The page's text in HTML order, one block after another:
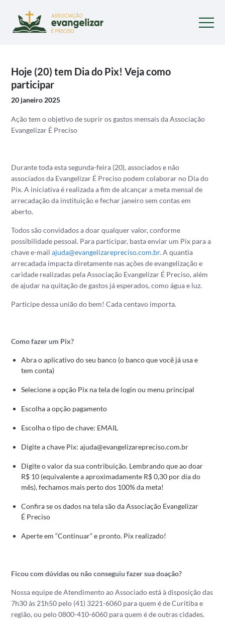
Hoje (20) tem Dia do Pix! Veja como
participar
20 janeiro 2025
Ação tem o objetivo de suprir os gastos mensais da Associação
Evangelizar É Preciso
Durante toda esta segunda-feira (20), associados e não
associados da Evangelizar É Preciso podem colaborar no Dia do
Pix. A iniciativa é realizada a fim de alcançar a meta mensal de
arrecadação da instituição e fechar janeiro sem contas em
aberto.
Todos são convidados a doar qualquer valor, conforme
possibilidade pessoal. Para participar, basta enviar um Pix para a
chave e-mailajuda@evangelizarepreciso.com.br. A quantia
arrecadada impacta diretamente nas ações de evangelização e
caridade realizadas pela Associação Evangelizar É Preciso, além
de ajudar na quitação de gastos já esperados, como água e luz.
Participe dessa união do bem! Cada centavo importa.
Como fazer um Pix?
Abra o aplicativo do seu banco (o banco que você já usa e
tem conta)
Selecione a opção Pix na tela de login ou menu principal
Escolha a opção pagamento
Escolha o tipo de chave: EMAIL
Digite a chave Pix: ajuda@evangelizarepreciso.com.br
Digite o valor da sua contribuição. Lembrando que ao doar
R$ 10 (equivalente a aproximadamente R$ 0,30 por dia do
mês), fechamos mais perto dos 100% da meta!
Confira se os dados na tela são da Associação Evangelizar
É Preciso
Aperte em “Continuar” e pronto. Pix realizado!
Ficou com dúvidas ou não conseguiu fazer sua doação?
Nossa equipe de Atendimento ao Associado está à disposição das
7h30 às 21h50 pelo (41) 3221-6060 para quem é de Curitiba e
região, ou pelo 0800-410-6060 para quem é de outras cidades.